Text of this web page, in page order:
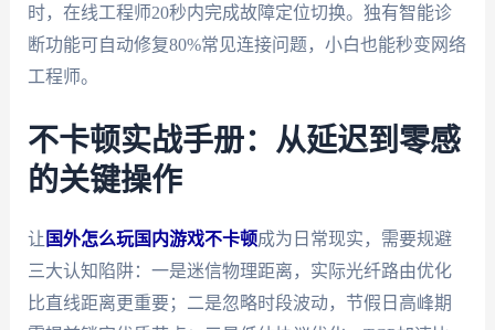
时，在线工程师20秒内完成故障定位切换。独有智能诊
断功能可自动修复80%常见连接问题，小白也能秒变网络
工程师。
不卡顿实战手册：从延迟到零感
的关键操作
让 国外怎么玩国内游戏不卡顿成为日常现实，需要规避
三大认知陷阱：一是迷信物理距离，实际光纤路由优化
比直线距离更重要；二是忽略时段波动，节假日高峰期